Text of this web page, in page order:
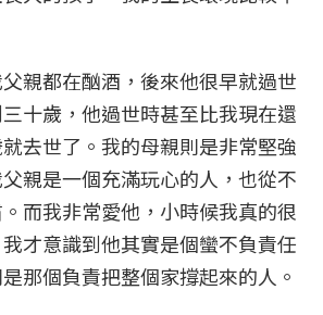
親都在酗酒，後來他很早就過世
十歲，他過世時甚至比我現在還
去世了。我的母親則是非常堅強
親是一個充滿玩心的人，也從不
而我非常愛他，小時候我真的很
才意識到他其實是個蠻不負責任
那個負責把整個家撐起來的人。